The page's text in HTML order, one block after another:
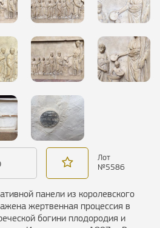
Лот
№5586
панели из королевского
жертвенная процессия в
богини плодородия и